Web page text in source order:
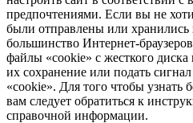
предпочтениями. Если вы не
были отправлены или хранились
большинство Интернет-
файлы «cookie» с жесткого диска
их сохранение или подать
«cookie». Для того чтобы узнать
вам следует обратиться к
справочной информации.